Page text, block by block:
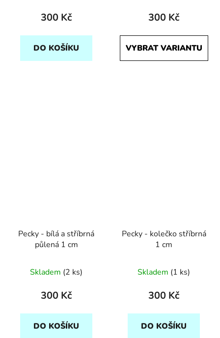
300 Kč
DO KOŠÍKU
300 Kč
VYBRAT VARIANTU
Pecky - bílá a stříbrná
půlená 1 cm
Skladem (2 ks)
300 Kč
DO KOŠÍKU
Pecky - kolečko stříbrná
1 cm
Skladem (1 ks)
300 Kč
DO KOŠÍKU